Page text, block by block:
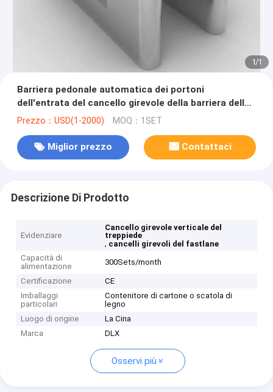
1/1
Barriera pedonale automatica dei portoni
dell'entrata del cancello girevole della barriera della
falda di altezza della vita
Prezzo：USD(1-2000) MOQ：1SET
Miglior prezzo Contattaci
Descrizione Di Prodotto
Evidenziare
Cancello girevole verticale del
treppiede
, cancelli girevoli del fastlane
Capacità di
alimentazione
300Sets/month
Certificazione
CE
Imballaggi
particolari
Contenitore di cartone o scatola di
legno
Luogo di origine
La Cina
Marca
DLX
Osservi più